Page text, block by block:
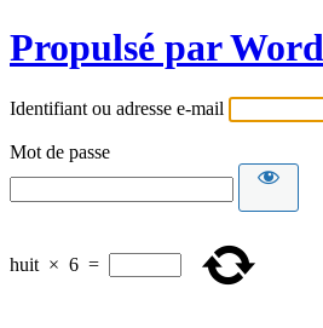
Propulsé par
Identifiant ou adresse e-mail
Mot de passe
huit × 6 =